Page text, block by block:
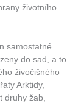
životního
samostatné
do sad, a to
živočišného
Arktidy,
druhy žab,